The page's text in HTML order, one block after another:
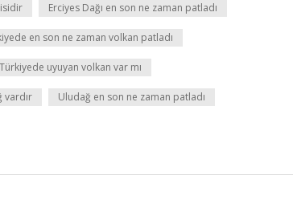
Erciyes Dağı en son ne zaman patladı
en son ne zaman volkan patladı
Türkiyede uyuyan volkan var mı
vardır Uludağ en son ne zaman patladı